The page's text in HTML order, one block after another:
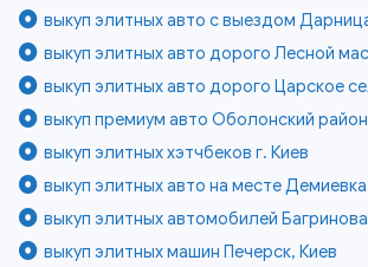
выкуп элитных авто с выездом
выкуп элитных авто дорого Лесной
выкуп элитных авто дорого Царское
выкуп премиум авто Оболонский
выкуп элитных хэтчбеков г. Киев
выкуп элитных авто на месте
выкуп элитных автомобилей
выкуп элитных машин Печерск, Киев